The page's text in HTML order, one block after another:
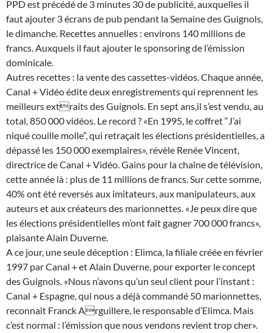
PPD est précédé de 3 minutes 30 de publicité, auxquelles il
faut ajouter 3 écrans de pub pendant la Semaine des Guignols,
le dimanche. Recettes annuelles : environs 140 millions de
francs. Auxquels il faut ajouter le sponsoring de l’émission
dominicale.
Autres recettes : la vente des cassettes-vidéos. Chaque année,
Canal + Vidéo édite deux enregistrements qui reprennent les
meilleurs extraits des Guignols. En sept ans,il s’est vendu, au
total, 850 000 vidéos. Le record ? «En 1995, le coffret “J’ai
niqué couille molle”, qui retraçait les élections présidentielles, a
dépassé les 150 000 exemplaires», révèle Renée Vincent,
directrice de Canal + Vidéo. Gains pour la chaîne de télévision,
cette année là : plus de 11 millions de francs. Sur cette somme,
40% ont été reversés aux imitateurs, aux manipulateurs, aux
auteurs et aux créateurs des marionnettes. «Je peux dire que
les élections présidentielles m’ont fait gagner 700 000 francs»,
plaisante Alain Duverne.
A ce jour, une seule déception : Elimca, la filiale créée en février
1997 par Canal + et Alain Duverne, pour exporter le concept
des Guignols. «Nous n’avons qu’un seul client pour l’instant :
Canal + Espagne, qui nous a déjà commandé 50 marionnettes,
reconnaît Franck Arguillere, le responsable d’Elimca. Mais
c’est normal : l’émission que nous vendons revient trop cher».